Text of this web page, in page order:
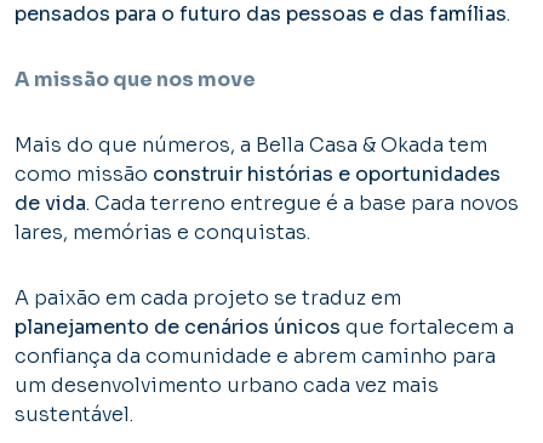
pensados para o futuro das pessoas e das famílias.
A missão que nos move
Mais do que números, a Bella Casa & Okada tem
como missão construir histórias e oportunidades
de vida. Cada terreno entregue é a base para novos
lares, memórias e conquistas.
A paixão em cada projeto se traduz em
planejamento de cenários únicos que fortalecem a
confiança da comunidade e abrem caminho para
um desenvolvimento urbano cada vez mais
sustentável.